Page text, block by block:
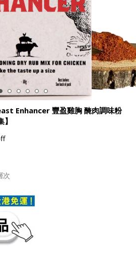
Enhancer 豐盈雞胸 醃肉調味粉
次